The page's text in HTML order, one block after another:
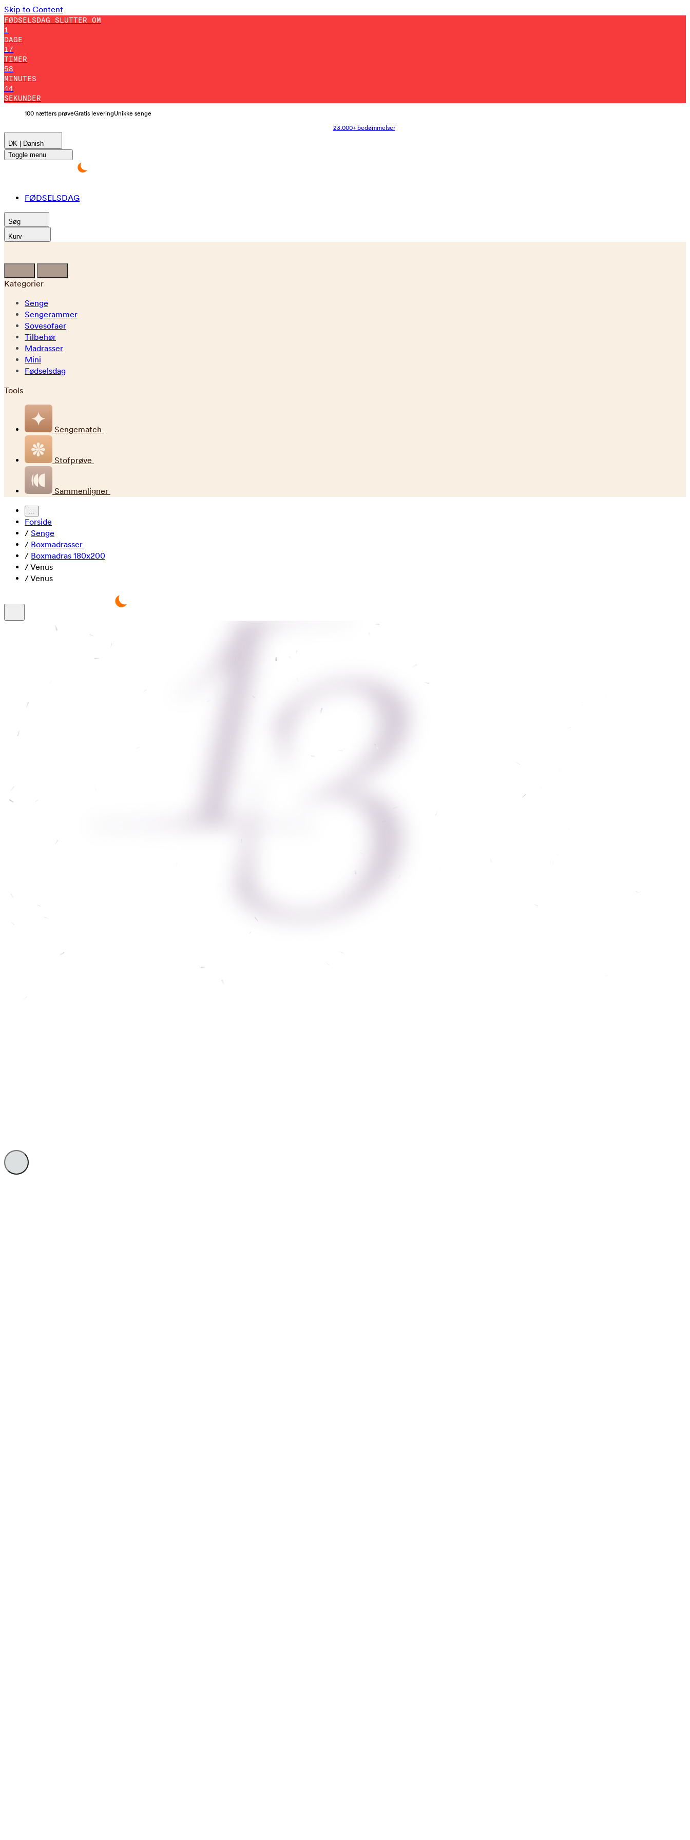
Skip to Content
FØDSELSDAG SLUTTER OM
1
DAGE
17
TIMER
58
MINUTES
43
SEKUNDER
100 nætters prøveGratis leveringUnikke senge
23.000+ bedømmelser
DK | Danish
Toggle menu
FØDSELSDAG
Søg
Kurv
Kategorier
Senge
Sengerammer
Sovesofaer
Tilbehør
Madrasser
Mini
Fødselsdag
Tools
Sengematch
Stofprøve
Sammenligner
...
Forside
/ Senge
/ Boxmadrasser
/ Boxmadras 180x200
/Venus
/Venus